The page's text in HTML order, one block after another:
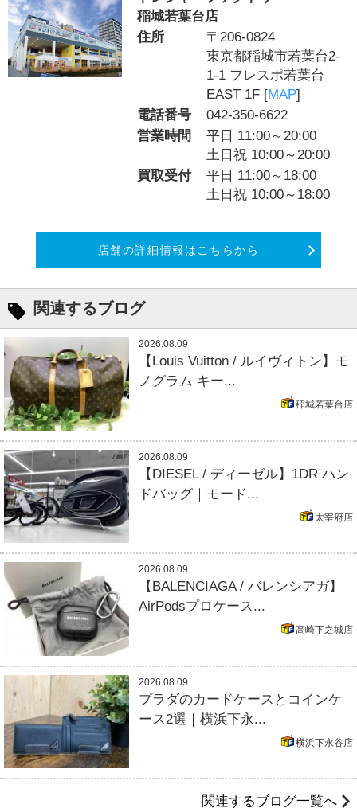
稲城若葉台店
住所
〒206-0824
東京都稲城市若葉台2-
1-1 フレスポ若葉台
EAST 1F [MAP]
電話番号
042-350-6622
営業時間
平日 11:00～20:00
土日祝 10:00～20:00
買取受付
平日 11:00～18:00
土日祝 10:00～18:00
店舗の詳細情報はこちらから
関連するブログ
2026.08.09
【Louis Vuitton / ルイヴィトン】モ
ノグラム キー...
稲城若葉台店
2026.08.09
【DIESEL / ディーゼル】1DR ハン
ドバッグ｜モード...
太宰府店
2026.08.09
【BALENCIAGA / バレンシアガ】
AirPodsプロケース...
高崎下之城店
2026.08.09
プラダのカードケースとコインケ
ース2選｜横浜下永...
横浜下永谷店
関連するブログ一覧へ